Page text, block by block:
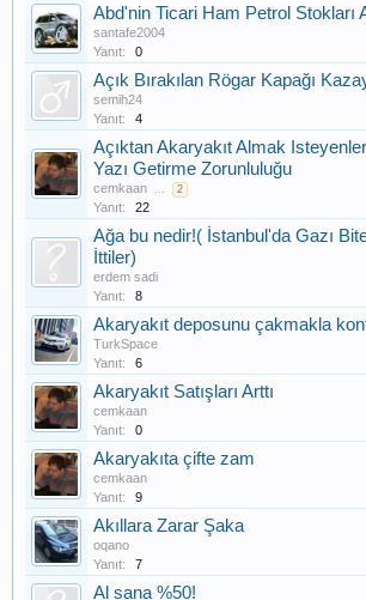
Abd'nin Ticari Ham Petrol Stokları
santafe2004
Yanıt:
0
Açık Bırakılan Rögar Kapağı
semih24
Yanıt:
4
Açıktan Akaryakıt Almak
Yazı Getirme Zorunluluğu
cemkaan ... 2
Yanıt: 22
Ağa bu nedir!( İstanbul'da Gazı
İttiler)
erdem sadi
Yanıt:
8
Akaryakıt deposunu çakmakla
TurkSpace
Yanıt:
6
Akaryakıt Satışları Arttı
cemkaan
Yanıt:
0
Akaryakıta çifte zam
cemkaan
Yanıt:
9
Akıllara Zarar Şaka
oqano
Yanıt:
7
Al sana %50!